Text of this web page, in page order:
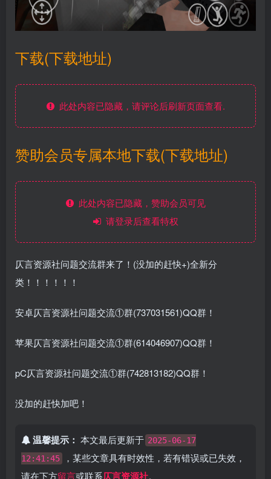
下载(下载地址)
此处内容已隐藏，请评论后刷新页面查看.
赞助会员专属本地下载(下载地址)
此处内容已隐藏，赞助会员可见
请登录后查看特权
仄言资源社问题交流群来了！(没加的赶快+)全新分
类！！！！！！
安卓仄言资源社问题交流①群(737031561)QQ群！
苹果仄言资源社问题交流①群(614046907)QQ群！
pC仄言资源社问题交流①群(742813182)QQ群！
没加的赶快加吧！
温馨提示： 本文最后更新于 2025-06-17
12:41:45
，某些文章具有时效性，若有错误或已失效，
请在下方留言或联系仄言资源社。